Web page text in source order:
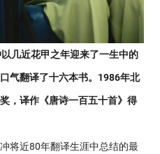
几近花甲之年迎来了一生中的
气翻译了十六本书。1986年北
，译作《唐诗一百五十首》得
近80年翻译生涯中总结的最